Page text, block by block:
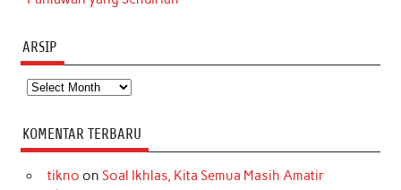
ARSIP
Arsip
KOMENTAR TERBARU
tikno on Soal Ikhlas, Kita Semua Masih Amatir